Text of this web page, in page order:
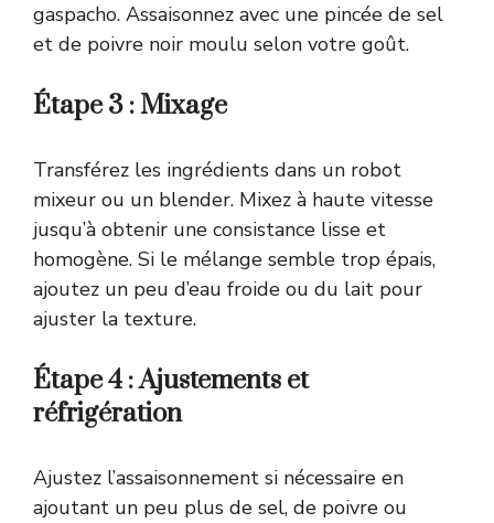
gaspacho. Assaisonnez avec une pincée de sel
et de poivre noir moulu selon votre goût.
Étape 3 : Mixage
Transférez les ingrédients dans un robot
mixeur ou un blender. Mixez à haute vitesse
jusqu’à obtenir une consistance lisse et
homogène. Si le mélange semble trop épais,
ajoutez un peu d’eau froide ou du lait pour
ajuster la texture.
Étape 4 : Ajustements et
réfrigération
Ajustez l’assaisonnement si nécessaire en
ajoutant un peu plus de sel, de poivre ou